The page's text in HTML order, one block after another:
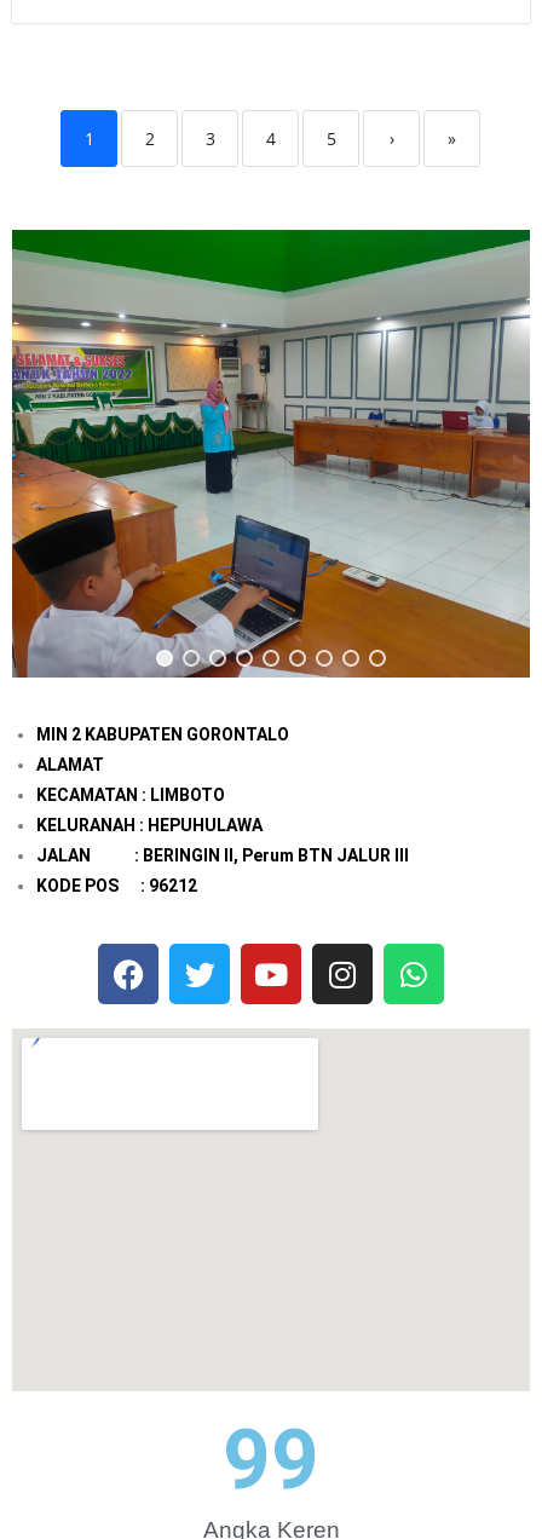
1 2 3 4 5 › »
MIN 2 KABUPATEN GORONTALO
ALAMAT
KECAMATAN : LIMBOTO
KELURANAH : HEPUHULAWA
JALAN : BERINGIN II, Perum BTN JALUR III
KODE POS : 96212
Angka Keren
100